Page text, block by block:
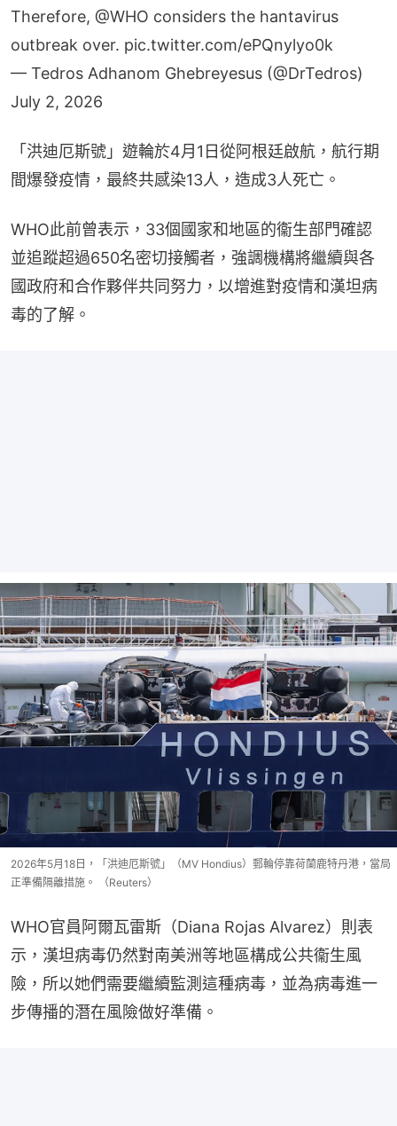
Therefore, @WHO considers the hantavirus
outbreak over. pic.twitter.com/ePQnylyo0k
— Tedros Adhanom Ghebreyesus (@DrTedros)
July 2, 2026
「洪迪厄斯號」遊輪於4月1日從阿根廷啟航，航行期
間爆發疫情，最終共感染13人，造成3人死亡。
WHO此前曾表示，33個國家和地區的衞生部門確認
並追蹤超過650名密切接觸者，強調機構將繼續與各
國​​政府和合作夥伴共同努力，以增進對疫情和漢坦病
毒的了解。
2026年5月18日，「洪迪厄斯號」（MV Hondius）郵輪停靠荷蘭鹿特丹港，當局
正準備隔離措施。 （Reuters）
WHO官員阿爾瓦雷斯（Diana Rojas Alvarez）則表
示，漢坦病毒仍然對南美洲等地區構成公共衞生風
險，所以她們需要繼續監測這種病毒，並為病毒進一
步傳播的潛在風險做好準備。